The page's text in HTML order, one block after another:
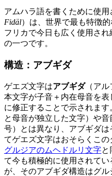
アムハラ語を書くために使用
Fidäl）は、世界で最も特徴
フリカで今日も広く使用さ
の一つです。
構造：アブギダ
ゲエズ文字はアブギダ（アル
本文字が子音＋内在母音を
に修正することで示されま
と母音が独立した文字）や
号）とは異なり、アブギダ
てゲエズ文字はおそらくこの
グルジアのムヘドルリ文字と
て今も積極的に使用されて
が、そのアブギダ構造はグ